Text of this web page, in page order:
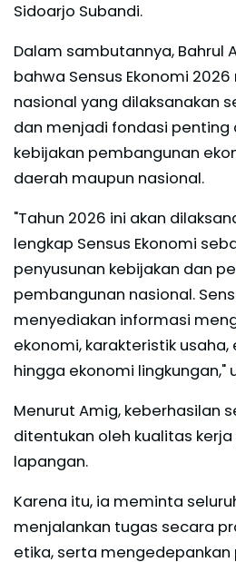
Sidoarjo Subandi.
Dalam sambutannya, Bahrul
bahwa Sensus Ekonomi
nasional yang dilaksanakan
dan menjadi fondasi penting
kebijakan pembangunan
daerah maupun nasional.
"Tahun 2026 ini akan
lengkap Sensus Ekonomi
penyusunan kebijakan dan
pembangunan nasional.
menyediakan informasi
ekonomi, karakteristik
hingga ekonomi lingkungan,"
Menurut Amig, keberhasilan
ditentukan oleh kualitas
lapangan.
Karena itu, ia meminta
menjalankan tugas secara
etika, serta mengedepankan